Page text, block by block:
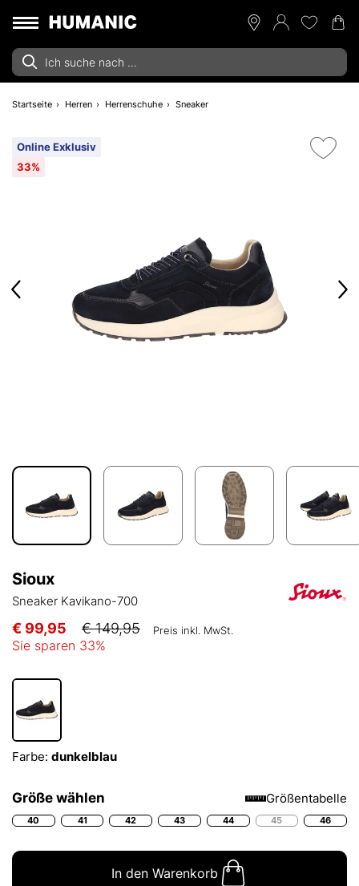
Startseite Herren Herrenschuhe Sneaker
Online Exklusiv
33%
Sioux
Sneaker Kavikano-700
€ 99,95 € 149,95 Preis inkl. MwSt.
Sie sparen 33%
Farbe: dunkelblau
Größe wählen Größentabelle
40 41 42 43 44 45 46
In den Warenkorb